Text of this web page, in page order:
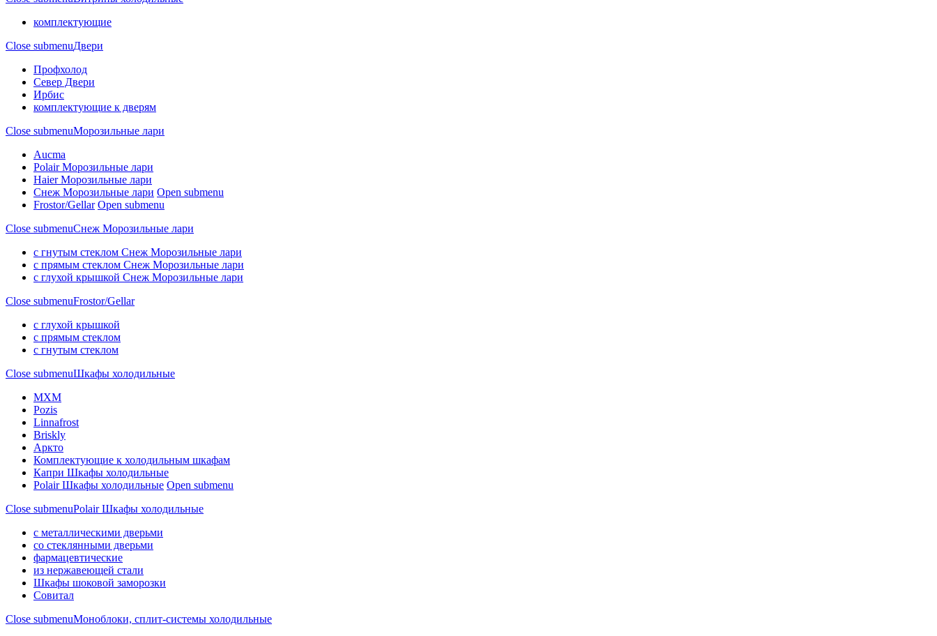
комплектующие
Close submenuДвери
Профхолод
Север Двери
Ирбис
комплектующие к дверям
Close submenuМорозильные лари
Aucma
Polair Морозильные лари
Haier Морозильные лари
Снеж Морозильные лари Open submenu
Frostor/Gellar Open submenu
Close submenuСнеж Морозильные лари
с гнутым стеклом Снеж Морозильные лари
с прямым стеклом Снеж Морозильные лари
с глухой крышкой Снеж Морозильные лари
Close submenuFrostor/Gellar
с глухой крышкой
с прямым стеклом
с гнутым стеклом
Close submenuШкафы холодильные
МХМ
Pozis
Linnafrost
Briskly
Аркто
Комплектующие к холодильным шкафам
Капри Шкафы холодильные
Polair Шкафы холодильные Open submenu
Close submenuPolair Шкафы холодильные
с металлическими дверьми
со стеклянными дверьми
фармацевтические
из нержавеющей стали
Шкафы шоковой заморозки
Совитал
Close submenuМоноблоки, сплит-системы холодильные